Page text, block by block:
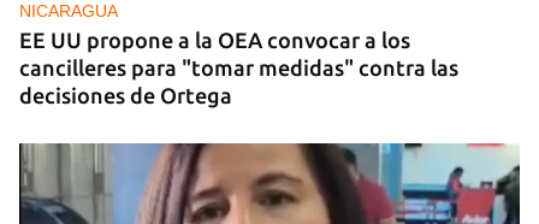
NICARAGUA
EE UU propone a la OEA convocar a los
cancilleres para "tomar medidas" contra las
decisiones de Ortega